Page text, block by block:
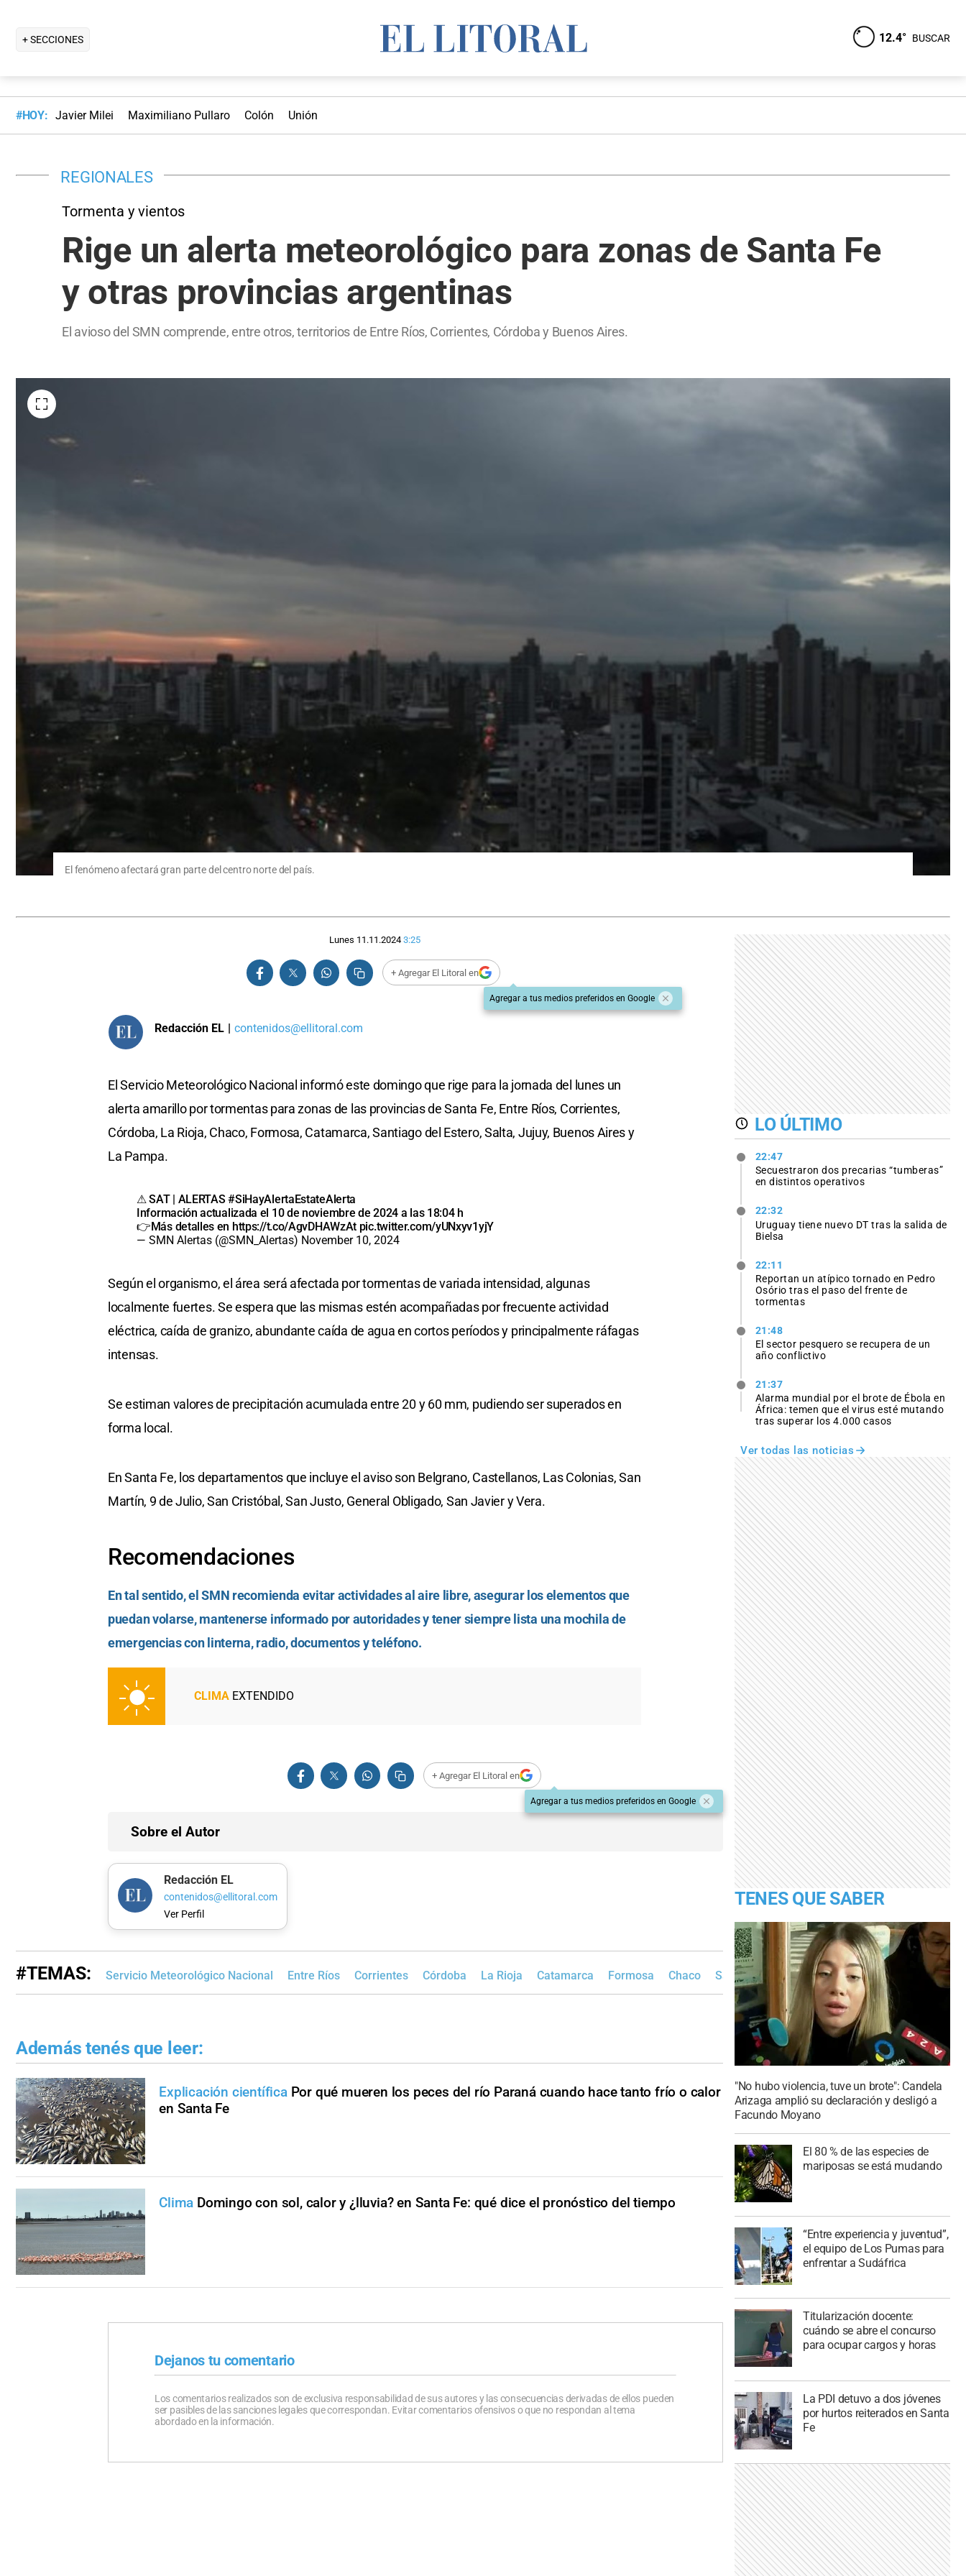
+ SECCIONES 12.4° BUSCAR
#HOY: Javier Milei Maximiliano Pullaro Colón Unión
REGIONALES
Tormenta y vientos
Rige un alerta meteorológico para zonas de Santa Fe
y otras provincias argentinas
El avioso del SMN comprende, entre otros, territorios de Entre Ríos, Corrientes, Córdoba y Buenos Aires.
El fenómeno afectará gran parte del centro norte del país.
Lunes 11.11.2024 3:25
+ Agregar El Litoral en
Agregar a tus medios preferidos en Google
Redacción EL | contenidos@ellitoral.com
El Servicio Meteorológico Nacional informó este domingo que rige para la jornada del lunes un
alerta amarillo por tormentas para zonas de las provincias de Santa Fe, Entre Ríos, Corrientes,
Córdoba, La Rioja, Chaco, Formosa, Catamarca, Santiago del Estero, Salta, Jujuy, Buenos Aires y
La Pampa.
⚠ SAT | ALERTAS#SiHayAlertaEstateAlerta
Información actualizada el 10 de noviembre de 2024 a las 18:04 h
👉Más detalles en https://t.co/AgvDHAWzAt pic.twitter.com/yUNxyv1yjY
— SMN Alertas (@SMN_Alertas) November 10, 2024
Según el organismo, el área será afectada por tormentas de variada intensidad, algunas
localmente fuertes. Se espera que las mismas estén acompañadas por frecuente actividad
eléctrica, caída de granizo, abundante caída de agua en cortos períodos y principalmente ráfagas
intensas.
Se estiman valores de precipitación acumulada entre 20 y 60 mm, pudiendo ser superados en
forma local.
En Santa Fe, los departamentos que incluye el aviso son Belgrano, Castellanos, Las Colonias, San
Martín, 9 de Julio, San Cristóbal, San Justo, General Obligado, San Javier y Vera.
Recomendaciones
En tal sentido, el SMN recomienda evitar actividades al aire libre, asegurar los elementos que
puedan volarse, mantenerse informado por autoridades y tener siempre lista una mochila de
emergencias con linterna, radio, documentos y teléfono.
CLIMA EXTENDIDO
+ Agregar El Litoral en
Agregar a tus medios preferidos en Google
Sobre el Autor
Redacción EL
contenidos@ellitoral.com
Ver Perfil
#TEMAS: Servicio Meteorológico Nacional Entre Ríos Corrientes Córdoba La Rioja Catamarca Formosa Chaco Salta Jujuy Buenos Aires
Además tenés que leer:
Explicación científica Por qué mueren los peces del río Paraná cuando hace tanto frío o calor
en Santa Fe
Clima Domingo con sol, calor y ¿lluvia? en Santa Fe: qué dice el pronóstico del tiempo
Dejanos tu comentario
Los comentarios realizados son de exclusiva responsabilidad de sus autores y las consecuencias derivadas de ellos pueden
ser pasibles de las sanciones legales que correspondan. Evitar comentarios ofensivos o que no respondan al tema
abordado en la información.
LO ÚLTIMO
22:47
Secuestraron dos precarias “tumberas”
en distintos operativos
22:32
Uruguay tiene nuevo DT tras la salida de
Bielsa
22:11
Reportan un atípico tornado en Pedro
Osório tras el paso del frente de
tormentas
21:48
El sector pesquero se recupera de un
año conflictivo
21:37
Alarma mundial por el brote de Ébola en
África: temen que el virus esté mutando
tras superar los 4.000 casos
Ver todas las noticias
TENES QUE SABER
"No hubo violencia, tuve un brote": Candela
Arizaga amplió su declaración y desligó a
Facundo Moyano
El 80 % de las especies de
mariposas se está mudando
“Entre experiencia y juventud”,
el equipo de Los Pumas para
enfrentar a Sudáfrica
Titularización docente:
cuándo se abre el concurso
para ocupar cargos y horas
La PDI detuvo a dos jóvenes
por hurtos reiterados en Santa
Fe